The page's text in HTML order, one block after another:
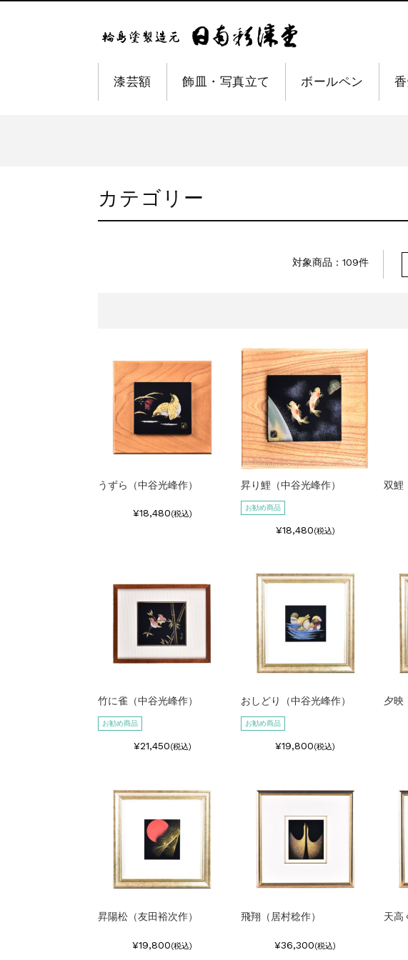
漆芸額 飾皿・写真立て ボールペン
カテゴリー
対象商品：109件
うずら（中谷光峰作）
¥18,480(税込)
昇り鯉（中谷光峰作）
お勧め商品
¥18,480(税込)
双鯉
竹に雀（中谷光峰作）
お勧め商品
¥21,450(税込)
おしどり（中谷光峰作）
お勧め商品
¥19,800(税込)
夕映
昇陽松（友田裕次作）
¥19,800(税込)
飛翔（居村稔作）
¥36,300(税込)
天高